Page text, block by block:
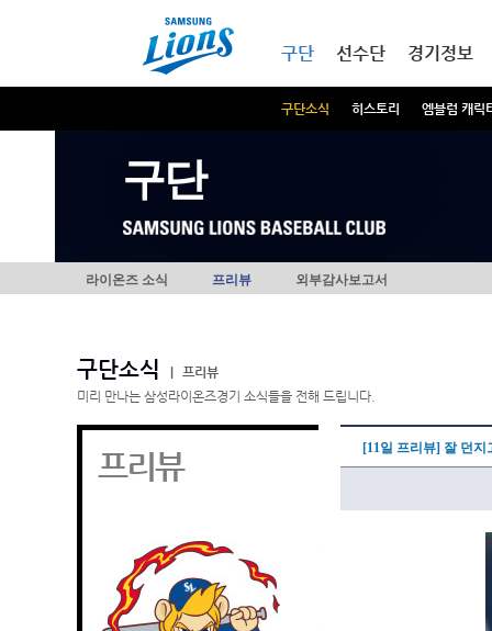
구단
구단소식 히스토리 엠블럼 캐릭
선수단 경기정보
구단
라이온즈 소식 프리뷰 외부감사보고서
구단소식
프리뷰
미리 만나는 삼성라이온즈경기 소식들을 전해 드립니다.
프리뷰 [11일 프리뷰] 잘 던